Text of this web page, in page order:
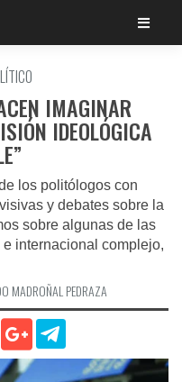
IMAGINAR
IDEOLÓGICA
los politólogos con
y debates sobre la
sobre algunas de las
internacional complejo,
MADROÑAL PEDRAZA